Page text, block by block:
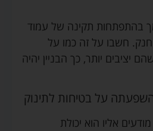
בהתפתחות תקינה של עמוד
חנק. חשבו על זה כמו על
יציבים יותר, כך הבניין יהיה
על בטיחות לתינוק
אליו הוא יכולת